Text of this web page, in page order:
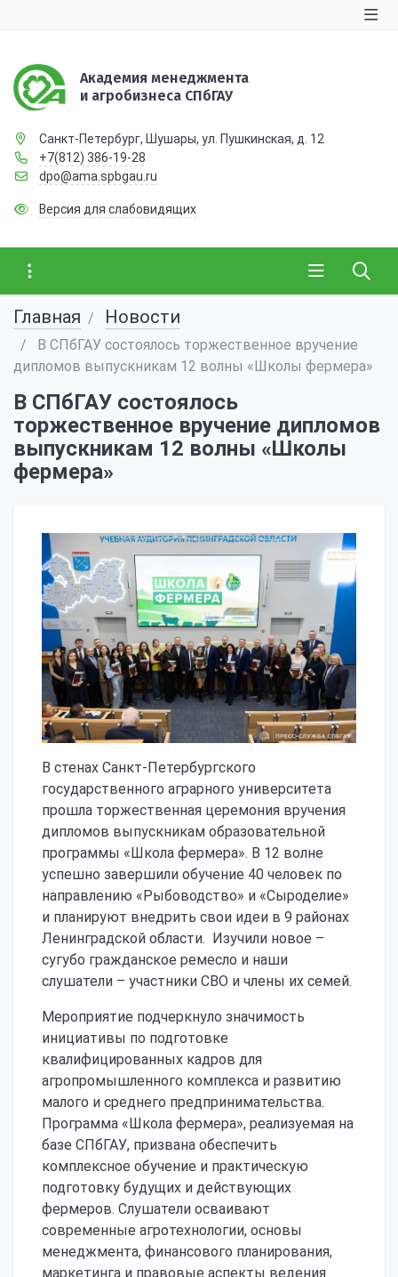
Академия менеджмента
и агробизнеса СПбГАУ
Санкт-Петербург, Шушары, ул. Пушкинская, д. 12
+7(812) 386-19-28
dpo@ama.spbgau.ru
Версия для слабовидящих
Главная Новости
В СПбГАУ состоялось торжественное вручение
дипломов выпускникам 12 волны «Школы фермера»
В СПбГАУ состоялось
торжественное вручение дипломов
выпускникам 12 волны «Школы
фермера»
В стенах Санкт-Петербургского
государственного аграрного университета
прошла торжественная церемония вручения
дипломов выпускникам образовательной
программы «Школа фермера». В 12 волне
успешно завершили обучение 40 человек по
направлению «Рыбоводство» и «Сыроделие»
и планируют внедрить свои идеи в 9 районах
Ленинградской области. Изучили новое –
сугубо гражданское ремесло и наши
слушатели – участники СВО и члены их семей.
Мероприятие подчеркнуло значимость
инициативы по подготовке
квалифицированных кадров для
агропромышленного комплекса и развитию
малого и среднего предпринимательства.
Программа «Школа фермера», реализуемая на
базе СПбГАУ, призвана обеспечить
комплексное обучение и практическую
подготовку будущих и действующих
фермеров. Слушатели осваивают
современные агротехнологии, основы
менеджмента, финансового планирования,
маркетинга и правовые аспекты ведения